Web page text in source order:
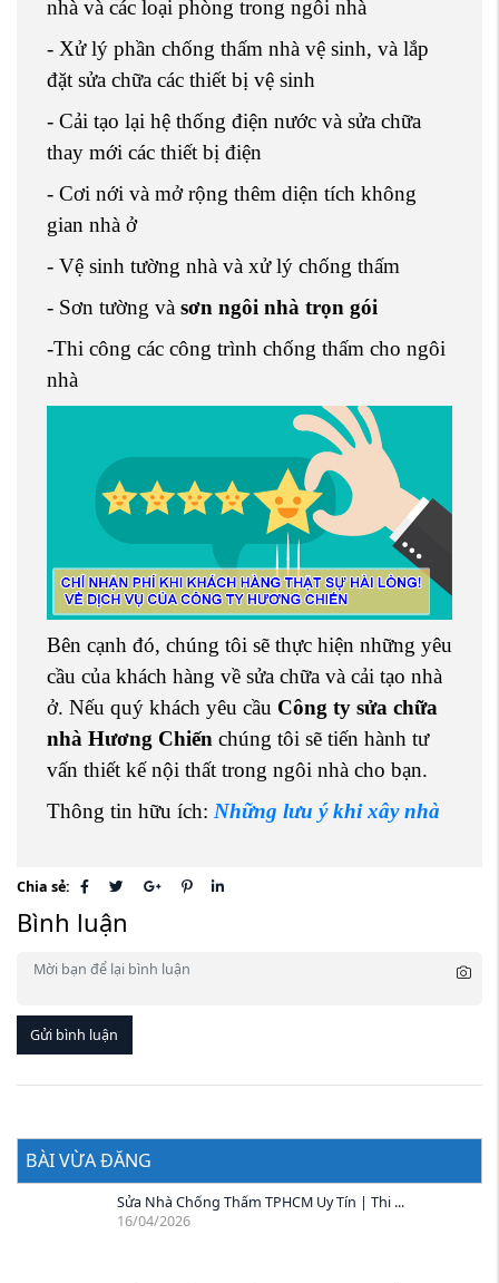
nhà và các loại phòng trong ngôi nhà
- Xử lý phần chống thấm nhà vệ sinh, và lắp
đặt sửa chữa các thiết bị vệ sinh
- Cải tạo lại hệ thống điện nước và sửa chữa
thay mới các thiết bị điện
- Cơi nới và mở rộng thêm diện tích không
gian nhà ở
- Vệ sinh tường nhà và xử lý chống thấm
- Sơn tường và sơn ngôi nhà trọn gói
-Thi công các công trình chống thấm cho ngôi
nhà
Bên cạnh đó, chúng tôi sẽ thực hiện những yêu
cầu của khách hàng về sửa chữa và cải tạo nhà
ở. Nếu quý khách yêu cầu Công ty sửa chữa
nhà Hương Chiến chúng tôi sẽ tiến hành tư
vấn thiết kế nội thất trong ngôi nhà cho bạn.
Thông tin hữu ích: Những lưu ý khi xây nhà
Chia sẻ:
Bình luận
Gửi bình luận
BÀI VỪA ĐĂNG
Sửa Nhà Chống Thấm TPHCM Uy Tín | Thi ...
16/04/2026